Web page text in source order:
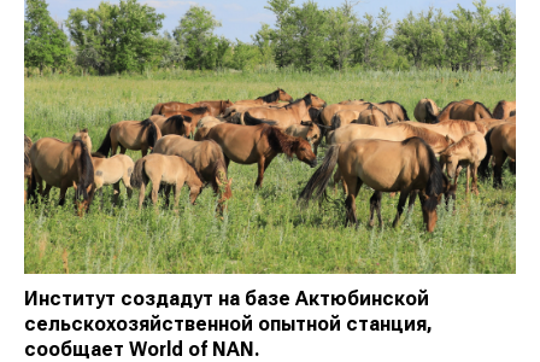
Институт создадут на базе Актюбинской
сельскохозяйственной опытной станция,
сообщает World of NAN.